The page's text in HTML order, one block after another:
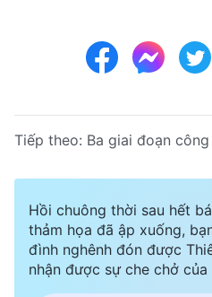
Tiếp theo: Ba giai đoạn
Hồi chuông thời sau hết
thảm họa đã ập xuống,
đình nghênh đón được
nhận được sự che chở của